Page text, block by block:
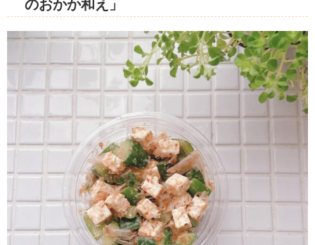
のおかか和え」